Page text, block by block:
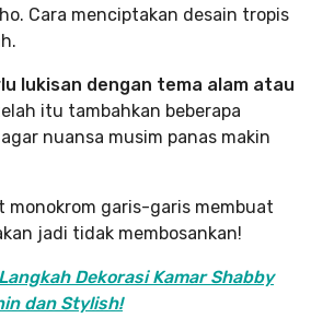
Cara menciptakan desain tropis
lukisan dengan tema alam atau
itu tambahkan beberapa
nuansa musim panas makin
monokrom garis-garis membuat
jadi tidak membosankan!
Dekorasi Kamar Shabby
dan Stylish!